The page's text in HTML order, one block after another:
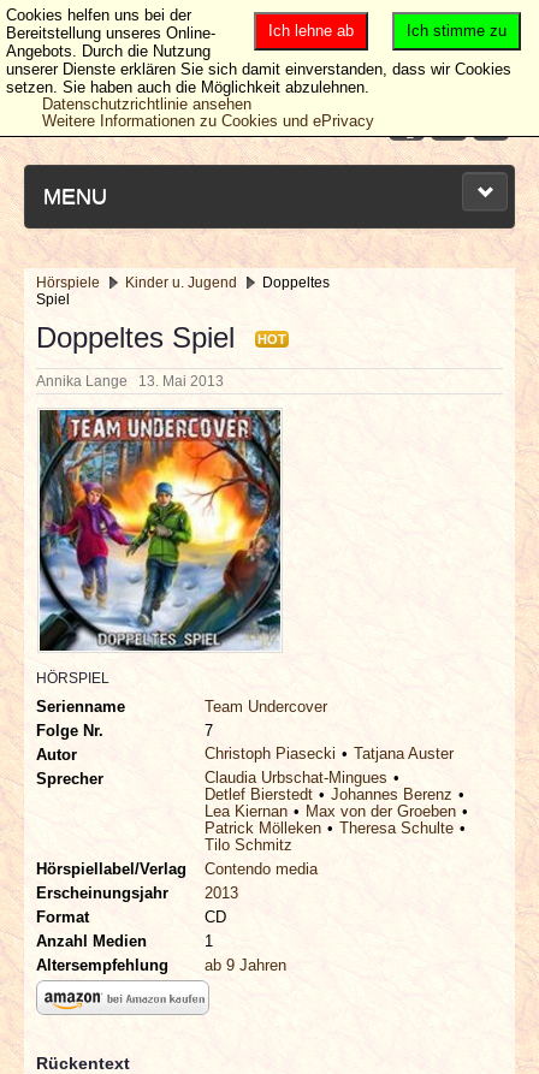
MENU
NEUESTE ARTIKEL
NEWS & DATES
BERICHTE
VERLOSUNGEN
INTERVIEWS
SPECIALS
REDAKTION
LINKS
Hörspiele Kinder u. Jugend
Doppeltes
Spiel
Doppeltes Spiel HOT
Annika Lange 13. Mai 2013
HÖRSPIEL
Serienname
Team Undercover
Folge Nr.
7
Autor
Christoph Piasecki
Tatjana Auster
Sprecher
Claudia Urbschat-Mingues
Detlef Bierstedt
Johannes Berenz
Lea Kiernan
Max von der Groeben
Patrick Mölleken
Theresa Schulte
Tilo Schmitz
Hörspiellabel/Verlag
Contendo media
Erscheinungsjahr
2013
Format
CD
Anzahl Medien
1
Altersempfehlung
ab 9 Jahren
Rückentext
Ich stimme zu
Ich lehne ab
Cookies helfen uns bei der
Bereitstellung unseres Online-
Angebots. Durch die Nutzung
unserer Dienste erklären Sie sich damit einverstanden, dass wir Cookies
setzen. Sie haben auch die Möglichkeit abzulehnen.
Datenschutzrichtlinie ansehen
Weitere Informationen zu Cookies und ePrivacy